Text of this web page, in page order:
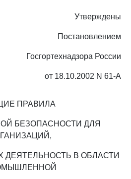
Утверждены
Постановлением
Госгортехнадзора России
от 18.10.2002 N 61-А
ПРАВИЛА
БЕЗОПАСНОСТИ ДЛЯ
В ОБЛАСТИ